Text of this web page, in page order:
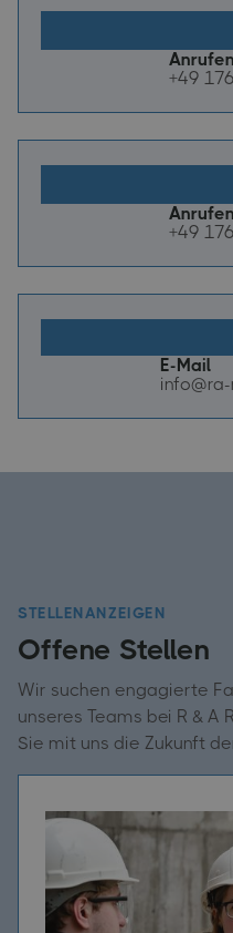
Anrufen
+49
Anrufen
+49
E-Mail
STELLENANZEIGEN
Offene Stellen
Wir suchen engagierte
unseres Teams bei R &
Sie mit uns die Zukunft